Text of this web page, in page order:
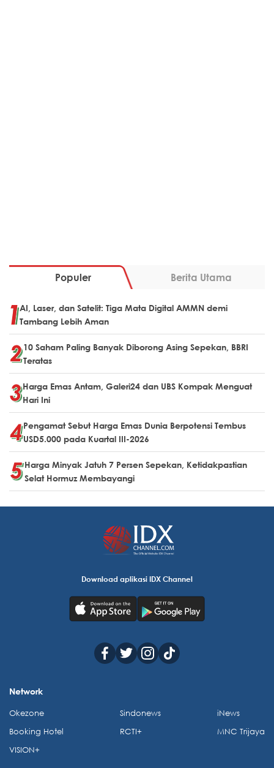
Populer Berita Utama
AI, Laser, dan Satelit: Tiga Mata Digital AMMN demi
Tambang Lebih Aman
10 Saham Paling Banyak Diborong Asing Sepekan, BBRI
Teratas
Harga Emas Antam, Galeri24 dan UBS Kompak Menguat
Hari Ini
Pengamat Sebut Harga Emas Dunia Berpotensi Tembus
USD5.000 pada Kuartal III-2026
Harga Minyak Jatuh 7 Persen Sepekan, Ketidakpastian
Selat Hormuz Membayangi
Download aplikasi IDX Channel
Network
Okezone
Booking Hotel
VISION+
Sindonews
RCTI+
iNews
MNC Trijaya